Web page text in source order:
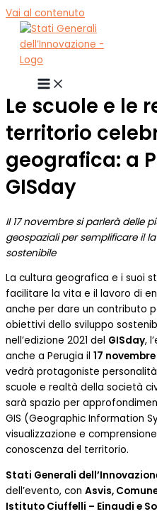
Vai al contenuto
Le scuole e le
territorio
geografica: a
GISday
Il 17 novembre si parlerà delle
geospaziali per semplificare il
sostenibile
La cultura geografica e i suoi
facilitare la vita e il lavoro di
anche per dare un contributo
obiettivi dello sviluppo
nell’edizione 2021 del GISday,
anche a Perugia il 17 novembre
vedrà protagoniste
scuole e realtà della società
sarà spazio per
GIS (Geographic Information
visualizzazione e
conoscenza del territorio.
Stati Generali
dell’evento, con Asvis,
Istituto Ciuffelli – Einaudi e